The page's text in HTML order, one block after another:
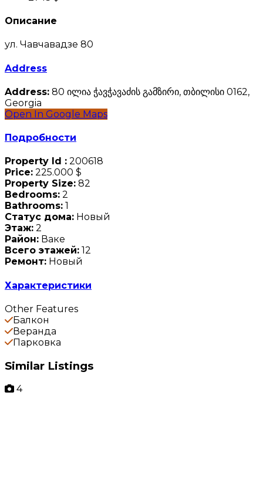
Описание
ул. Чавчавадзе 80
Address
Address: 80 ილია ჭავჭავაძის გამზირი, თბილისი 0162,
Georgia
Open In Google Maps
Подробности
Property Id : 200618
Price: 225.000 $
Property Size: 82
Bedrooms: 2
Bathrooms: 1
Статус дома: Новый
Этаж: 2
Район: Ваке
Всего этажей: 12
Ремонт: Новый
Характеристики
Other Features
Балкон
Веранда
Парковка
Similar Listings
4